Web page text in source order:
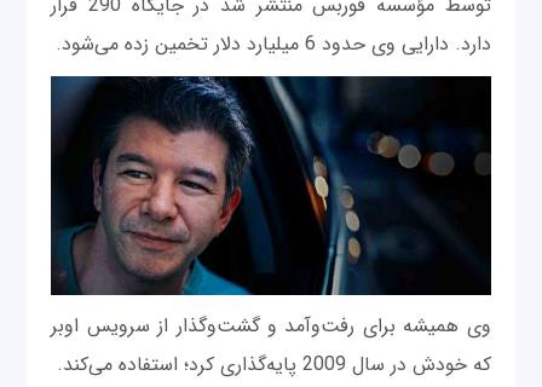
دارد. دارایی وی حدود 6 میلیارد دلار تخمین زده می‌شود.
وی همیشه برای رفت‌وآمد و گشت‌وگذار از سرویس اوبر
که خودش در سال 2009 پایه‌گذاری کرد؛ استفاده می‌کند.